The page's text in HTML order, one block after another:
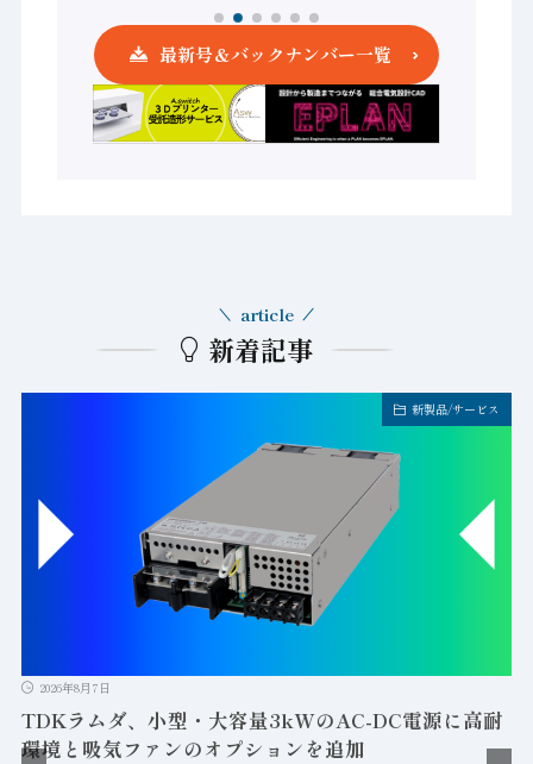
最新号＆バックナンバー一覧
新着記事
article
新製品/サービス
2026年8月7日
TDKラムダ、小型・大容量3kWのAC-DC電源に高耐
環境と吸気ファンのオプションを追加